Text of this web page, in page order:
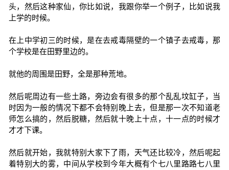
头，然后这种家仙，你比如说，我跟你举一个例子，比如说我
上学的时候。
在上中学初三的时候，是在去戒毒隔壁的一个镇子去戒毒，那
个学校是在田野里边的。
就他的周围是田野，全是那种荒地。
然后呢周边有一些土路，旁边会有很多的那个乱乱坟缸子，当
时因为一般的情况下都不会特别晚上去，但是那一次不知道老
师怎么搞的，然后脱糖，然后就十晚上十点，十一点的时候才
才才下课。
然后就开始，我就特别大家下了雨，天气还比较冷，然后呢起
着特别大的雾，中间从学校到今年大概有个七八里路路七八里